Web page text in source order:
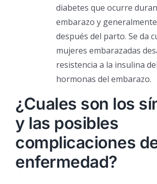
diabetes que ocurre
embarazo y
después del parto. Se da
mujeres embarazadas
resistencia a la insulina
hormonas del embarazo.
¿Cuales son los
y las posibles
complicaciones
enfermedad?